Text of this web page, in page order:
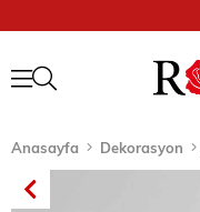
Anasayfa Dekorasyon